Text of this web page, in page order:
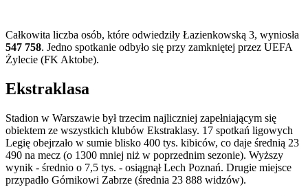
Całkowita liczba osób, które odwiedziły Łazienkowską 3, wyniosła
547 758. Jedno spotkanie odbyło się przy zamkniętej przez UEFA
Żylecie (FK Aktobe).
Ekstraklasa
Stadion w Warszawie był trzecim najliczniej zapełniającym się
obiektem ze wszystkich klubów Ekstraklasy. 17 spotkań ligowych
Legię obejrzało w sumie blisko 400 tys. kibiców, co daje średnią 23
490 na mecz (o 1300 mniej niż w poprzednim sezonie). Wyższy
wynik - średnio o 7,5 tys. - osiągnął Lech Poznań. Drugie miejsce
przypadło Górnikowi Zabrze (średnia 23 888 widzów).